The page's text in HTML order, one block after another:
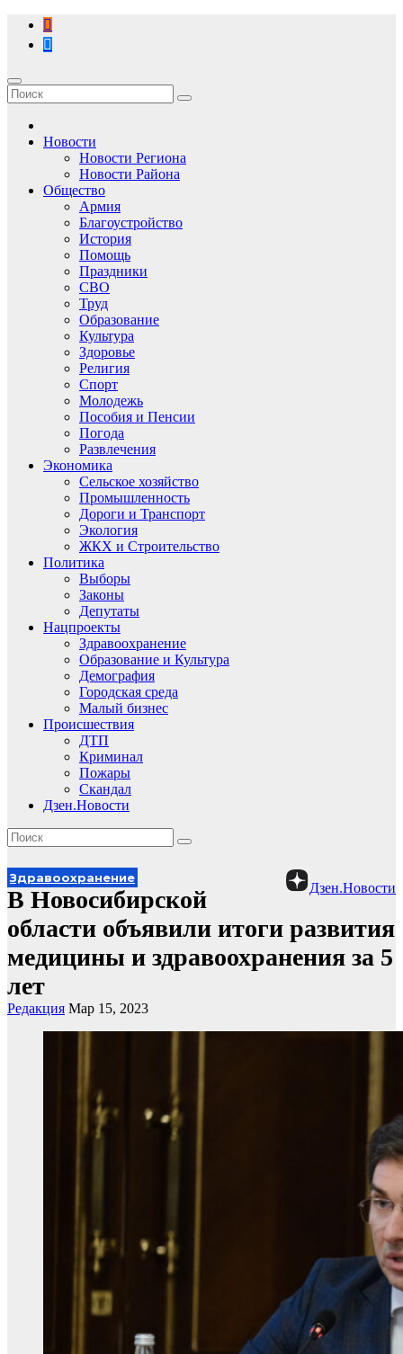
Перейти
содержимому
Новости
Новости Региона
Новости Района
Общество
Армия
Благоустройство
История
Помощь
Праздники
СВО
Труд
Образование
Культура
Здоровье
Религия
Спорт
Молодежь
Пособия и Пенсии
Погода
Развлечения
Экономика
Сельское хозяйство
Промышленность
Дороги и Транспорт
Экология
ЖКХ и Строительство
Политика
Выборы
Законы
Депутаты
Нацпроекты
Здравоохранение
Образование и Культура
Демография
Городская среда
Малый бизнес
Происшествия
ДТП
Криминал
Пожары
Скандал
Дзен.Новости
Дзен.Новости
Здравоохранение
В Новосибирской
области объявили итоги развития
медицины и здравоохранения за 5
лет
Редакция Мар 15, 2023